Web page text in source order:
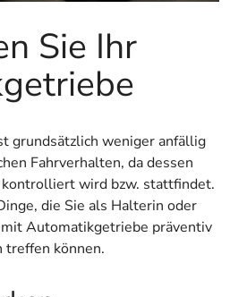
Sie Ihr
grundsätzlich weniger anfällig
Fahrverhalten, da dessen
wird bzw. stattfindet.
die Sie als Halterin oder
Automatikgetriebe präventiv
treffen können.